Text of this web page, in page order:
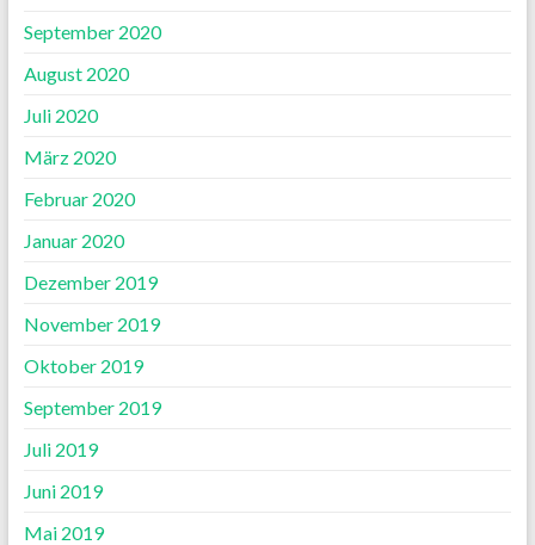
September 2020
August 2020
Juli 2020
März 2020
Februar 2020
Januar 2020
Dezember 2019
November 2019
Oktober 2019
September 2019
Juli 2019
Juni 2019
Mai 2019